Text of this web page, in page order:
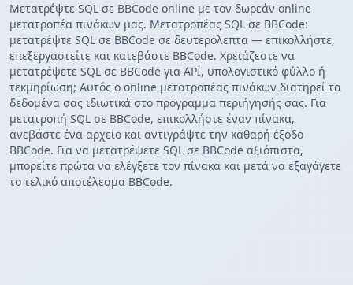
Μετατρέψτε SQL σε BBCode online με τον δωρεάν online
μετατροπέα πινάκων μας. Μετατροπέας SQL σε BBCode:
μετατρέψτε SQL σε BBCode σε δευτερόλεπτα — επικολλήστε,
επεξεργαστείτε και κατεβάστε BBCode. Χρειάζεστε να
μετατρέψετε SQL σε BBCode για API, υπολογιστικό φύλλο ή
τεκμηρίωση; Αυτός ο online μετατροπέας πινάκων διατηρεί τα
δεδομένα σας ιδιωτικά στο πρόγραμμα περιήγησής σας. Για
μετατροπή SQL σε BBCode, επικολλήστε έναν πίνακα,
ανεβάστε ένα αρχείο και αντιγράψτε την καθαρή έξοδο
BBCode. Για να μετατρέψετε SQL σε BBCode αξιόπιστα,
μπορείτε πρώτα να ελέγξετε τον πίνακα και μετά να εξαγάγετε
το τελικό αποτέλεσμα BBCode.